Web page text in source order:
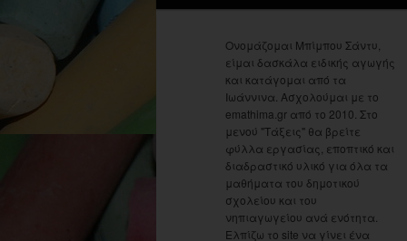
Ονομάζομαι Μπίμπου Σάντυ,
είμαι δασκάλα ειδικής αγωγής
και κατάγομαι από τα
Ιωάννινα. Ασχολούμαι με το
emathima.gr από το 2010. Στο
μενού "Τάξεις" θα βρείτε
φύλλα εργασίας, εποπτικό και
διαδραστικό υλικό για όλα τα
μαθήματα του δημοτικού
σχολείου και του
νηπιαγωγείου ανά ενότητα.
Ελπίζω το site να γίνει ένα